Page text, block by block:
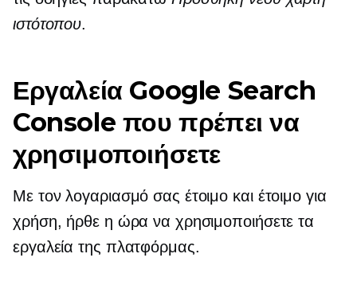
ιστότοπου.
Εργαλεία Google Search
Console που πρέπει να
χρησιμοποιήσετε
Με τον λογαριασμό σας έτοιμο και έτοιμο για
χρήση, ήρθε η ώρα να χρησιμοποιήσετε τα
εργαλεία της πλατφόρμας.